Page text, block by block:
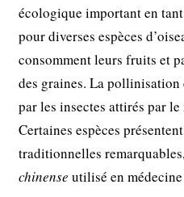
écologique important en
pour diverses espèces
consomment leurs fruits et
des graines. La pollinisation
par les insectes attirés par
Certaines espèces
traditionnelles
chinense utilisé en